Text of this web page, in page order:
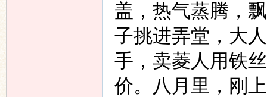
盖，热气蒸腾，
子挑进弄堂，大
手，卖菱人用铁
价。八月里，刚